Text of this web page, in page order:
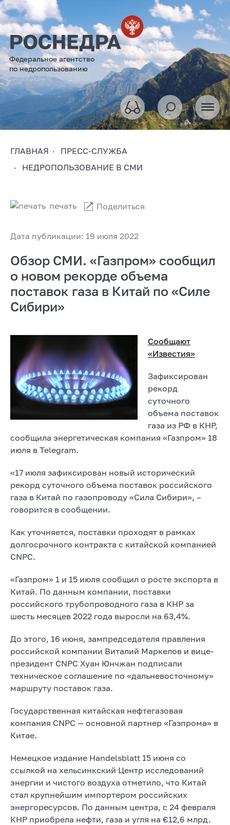
Федеральное агентство
по недропользованию
ГЛАВНАЯ
ПРЕСС-СЛУЖБА
НЕДРОПОЛЬЗОВАНИЕ В СМИ
Дата публикации: 19 июля 2022
печать Поделиться
Обзор СМИ. «Газпром» сообщил
о новом рекорде объема
поставок газа в Китай по «Силе
Сибири»
Сообщают
«Известия»
Зафиксирован
рекорд
суточного
объема поставок
газа из РФ в КНР,
сообщила энергетическая компания «Газпром» 18
июля в Telegram.
«17 июля зафиксирован новый исторический
рекорд суточного объема поставок российского
газа в Китай по газопроводу «Сила Сибири», –
говорится в сообщении.
Как уточняется, поставки проходят в рамках
долгосрочного контракта с китайской компанией
CNPC.
«Газпром» 1 и 15 июля сообщил о росте экспорта в
Китай. По данным компании, поставки
российского трубопроводного газа в КНР за
шесть месяцев 2022 года выросли на 63,4%.
До этого, 16 июня, зампредседателя правления
российской компании Виталий Маркелов и вице-
президент CNPC Хуан Юнчжан подписали
техническое соглашение по «дальневосточному»
маршруту поставок газа.
Государственная китайская нефтегазовая
компания CNPC — основной партнер «Газпрома» в
Китае.
Немецкое издание Handelsblatt 15 июня со
ссылкой на хельсинкский Центр исследований
энергии и чистого воздуха отметило, что Китай
стал крупнейшим импортером российских
энергоресурсов. По данным центра, с 24 февраля
КНР приобрела нефти, газа и угля на €12,6 млрд.